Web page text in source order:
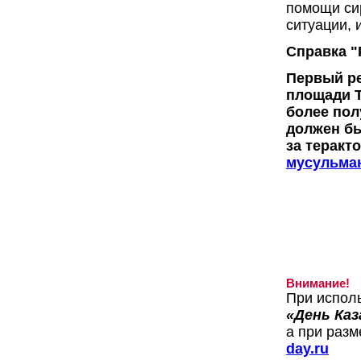
помощи
Справка
Первый
площади
более
должен
за
Внимание!
При
«День
а при
day.ru